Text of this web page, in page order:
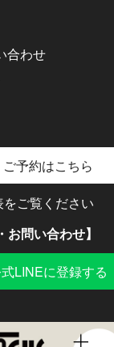
合わせ
ご予約はこちら
ご覧ください
お問い合わせ】
LINEに登録する